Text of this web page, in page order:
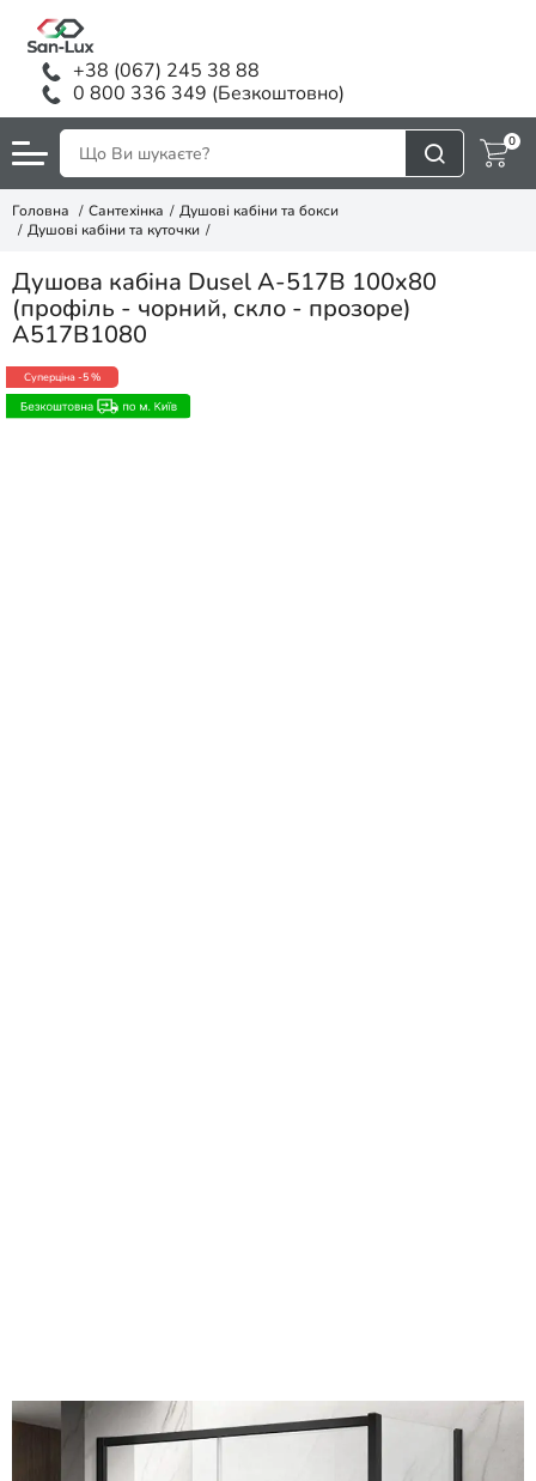
+38 (067) 245 38 88
0 800 336 349 (Безкоштовно)
0
Головна Сантехінка
Душові кабіни та бокси
Душові кабіни та куточки
Душова кабіна Dusel A-517B 100x80
(профіль - чорний, скло - прозоре)
A517B1080
Суперціна-5 %